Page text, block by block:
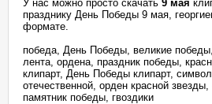
У нас можно просто скачать 9 мая
празднику День Победы 9 мая,
формате.
победа, День Победы, великие
лента, ордена, праздник победы,
клипарт, День Победы клипарт,
отечественной, орден красной
памятник победы, гвоздики